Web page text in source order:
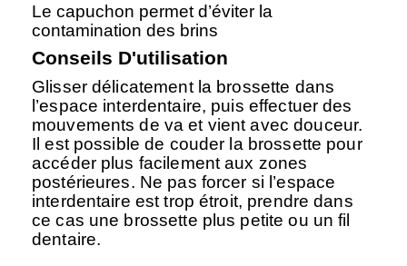
Le capuchon permet d’éviter la
contamination des brins
Conseils D'utilisation
Glisser délicatement la brossette dans
l’espace interdentaire, puis effectuer des
mouvements de va et vient avec douceur.
Il est possible de couder la brossette pour
accéder plus facilement aux zones
postérieures. Ne pas forcer si l’espace
interdentaire est trop étroit, prendre dans
ce cas une brossette plus petite ou un fil
dentaire.